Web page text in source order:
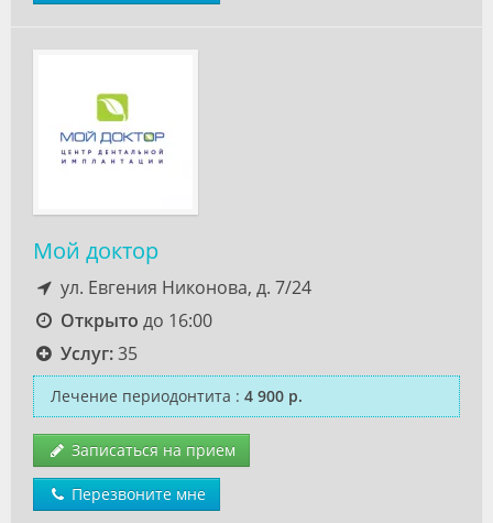
Мой доктор
ул. Евгения Никонова, д. 7/24
Открыто до 16:00
Услуг:35
Лечение периодонтита : 4 900 р.
Записаться на прием
Перезвоните мне